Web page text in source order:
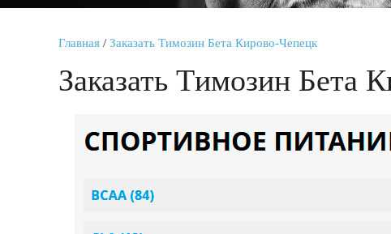
Главная / Заказать Tимозин Бета Кирово-Чепецк
Заказать Tимозин Бета